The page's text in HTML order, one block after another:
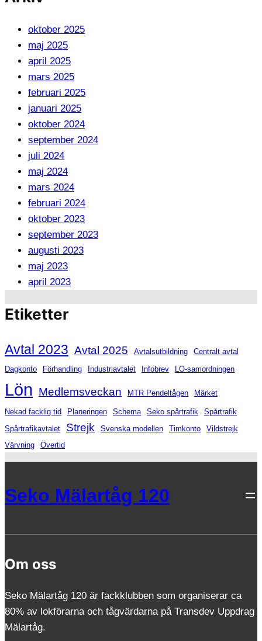
oktober 2025
maj 2025
april 2025
mars 2025
februari 2025
januari 2025
oktober 2024
september 2024
juli 2024
maj 2024
mars 2024
februari 2024
oktober 2023
september 2023
augusti 2023
maj 2023
april 2023
Etiketter
Avtal 2023 Avtal 2025 Avtalsutbildning
Centralt avtal
Dagkonto
Förhandling Industriavtalet Infobrev LO-samordningen
Lön Medlemsveckan MTR Pendeltågen Märket
Nekad facklig tid Planeringen Schema Seko spårtrafik
Spårtrafik
Spårtrafikavtalet
Strejk Svenska modellen Timkonto
Vildstrejk
Värvning
Övertid
Seko Mälartåg 120
Om oss
Seko Mälartåg 120 är fackklubben som organiserar ca
80% av lokförarna och tågvärdarna på Transdev Uppdrag
Mälartåg.